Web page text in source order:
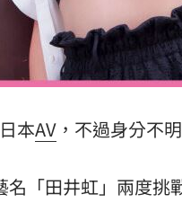
12:00
！ 10:30
本AV ，不過身分不
名「田井虹」兩度挑